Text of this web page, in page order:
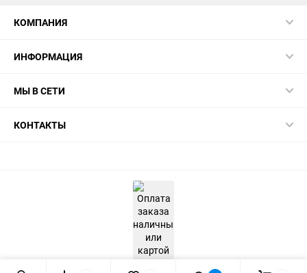
КОМПАНИЯ
ИНФОРМАЦИЯ
МЫ В СЕТИ
КОНТАКТЫ